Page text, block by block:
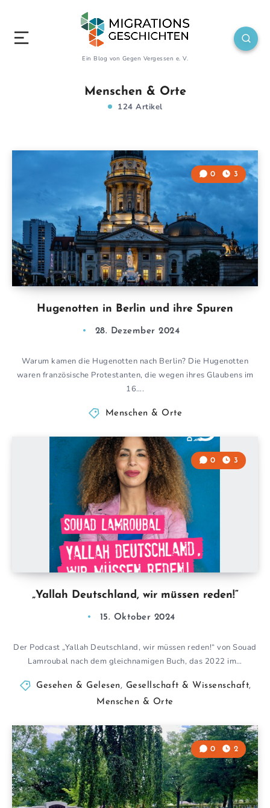
Ein Blog von Gegen Vergessen e. V.
Menschen & Orte
124 Artikel
Hugenotten in Berlin und ihre Spuren
0 3
28. Dezember 2024
Warum kamen die Hugenotten nach Berlin? Die Hugenotten
waren französische Protestanten, die wegen ihres Glaubens im
16….
Menschen & Orte
„Yallah Deutschland, wir müssen reden!“
0 3
15. Oktober 2024
Der Podcast „Yallah Deutschland, wir müssen reden!“ von Souad
Lamroubal nach dem gleichnamigen Buch, das 2022 im…
Gesehen & Gelesen , Gesellschaft & Wissenschaft,
Menschen & Orte
0 2